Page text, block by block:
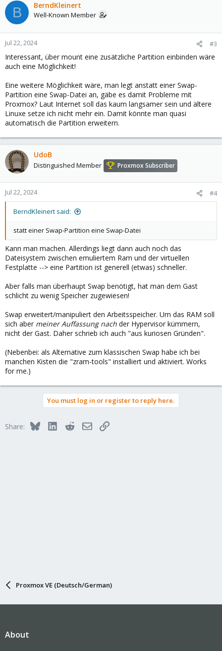
B BerndKleinert
Well-Known Member
Jul 22, 2024 #3
Interessant, über mount eine zusätzliche Partition einbinden wäre
auch eine Möglichkeit!
Eine weitere Möglichkeit wäre, man legt anstatt einer Swap-
Partition eine Swap-Datei an, gäbe es damit Probleme mit
Proxmox? Laut Internet soll das kaum langsamer sein und ältere
Linuxe setze ich nicht mehr ein. Damit könnte man quasi
automatisch die Partition erweitern.
UdoB
Distinguished Member Proxmox Subscriber
Jul 22, 2024 #4
BerndKleinert said:
statt einer Swap-Partition eine Swap-Datei
Kann man machen. Allerdings liegt dann auch noch das
Dateisystem zwischen emuliertem Ram und der virtuellen
Festplatte --> eine Partition ist generell (etwas) schneller.
Aber falls man überhaupt Swap benötigt, hat man dem Gast
schlicht zu wenig Speicher zugewiesen!
Swap erweitert/manipuliert den Arbeitsspeicher. Um das RAM soll
sich aber meiner Auffassung nach der Hypervisor kümmern,
nicht der Gast. Daher schrieb ich auch "aus kuriosen Gründen".
(Nebenbei: als Alternative zum klassischen Swap habe ich bei
manchen Kisten die "zram-tools" installiert und aktiviert. Works
for me.)
You must log in or register to reply here.
Share: BlueskyLinkedInRedditEmailLink
Proxmox VE (Deutsch/German)
About